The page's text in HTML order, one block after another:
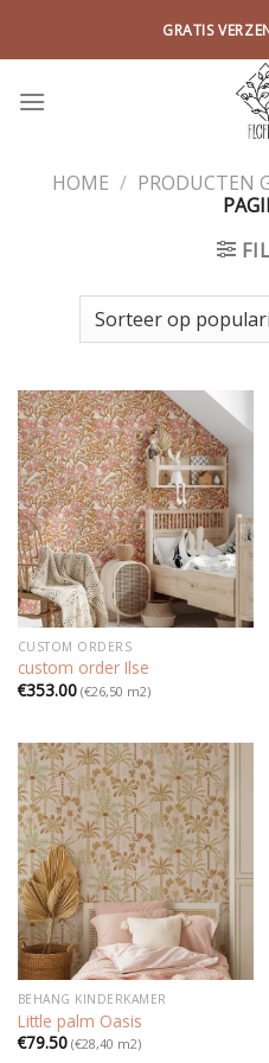
GRATIS
HOME / PRODUCTEN
CUSTOM ORDERS
custom order Ilse
€353.00(€26,50 m2)
BEHANG KINDERKAMER
Little palm Oasis
€79.50(€28,40 m2)